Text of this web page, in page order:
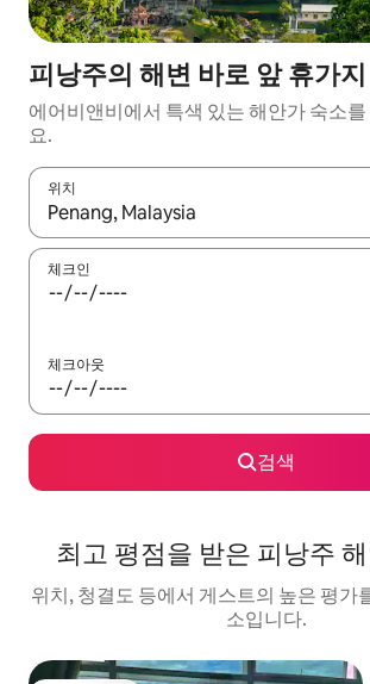
피낭주의 해변 바로 앞 휴가
에어비앤비에서 특색 있는 해안가 숙소
요.
위치
결과가 나오면 위·아래 화살표 키를 사용하
체크인
체크아웃
검색
최고 평점을 받은 피낭주
위치, 청결도 등에서 게스트의 높은 평가
소입니다.